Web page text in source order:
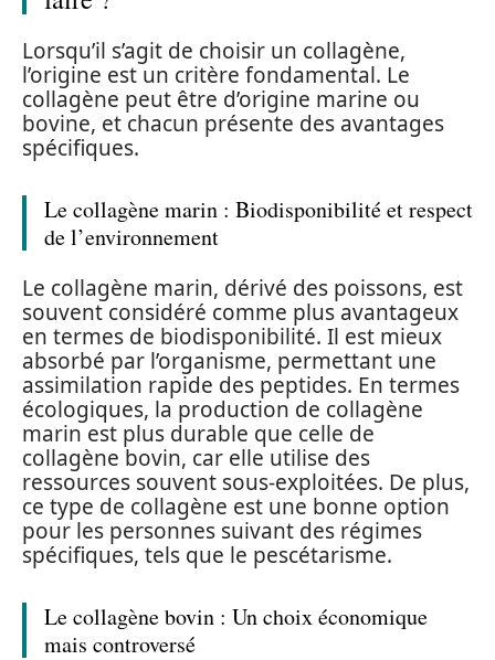
Lorsqu’il s’agit de choisir un collagène,
l’origine est un critère fondamental. Le
collagène peut être d’origine marine ou
bovine, et chacun présente des avantages
spécifiques.
Le collagène marin : Biodisponibilité et respect
de l’environnement
Le collagène marin, dérivé des poissons, est
souvent considéré comme plus avantageux
en termes de biodisponibilité. Il est mieux
absorbé par l’organisme, permettant une
assimilation rapide des peptides. En termes
écologiques, la production de collagène
marin est plus durable que celle de
collagène bovin, car elle utilise des
ressources souvent sous-exploitées. De plus,
ce type de collagène est une bonne option
pour les personnes suivant des régimes
spécifiques, tels que le pescétarisme.
Le collagène bovin : Un choix économique
mais controversé